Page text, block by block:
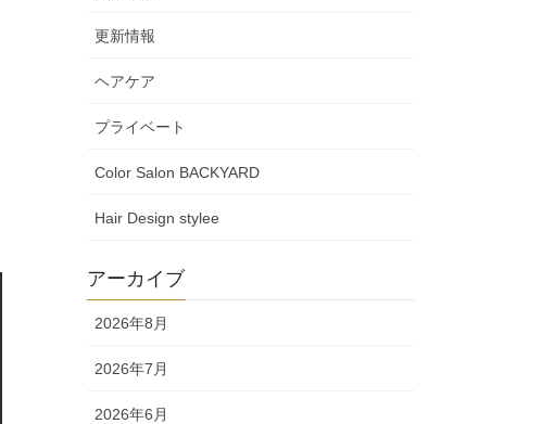
更新情報
ヘアケア
プライベート
Color Salon BACKYARD
Hair Design stylee
アーカイブ
2026年8月
2026年7月
2026年6月